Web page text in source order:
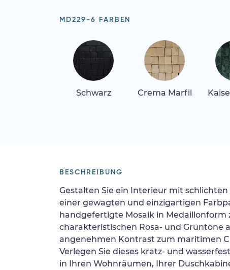
MD229-6 FARBEN
Schwarz Crema Marfil
BESCHREIBUNG
Gestalten Sie ein Interieur mit
einer gewagten und einzigartigen
handgefertigte Mosaik in Medaillonform
charakteristischen Rosa- und Grüntöne
angenehmen Kontrast zum maritimen
Verlegen Sie dieses kratz- und
in Ihren Wohnräumen, Ihrer